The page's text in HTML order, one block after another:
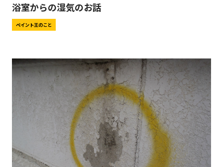
浴室からの湿気のお話
ペイント王のこと